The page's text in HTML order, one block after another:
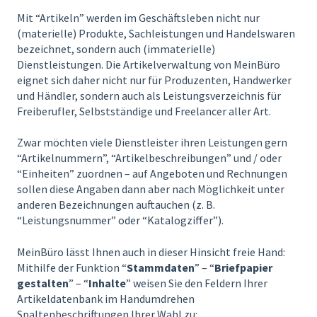
Mit “Artikeln” werden im Geschäftsleben nicht nur
(materielle) Produkte, Sachleistungen und Handelswaren
bezeichnet, sondern auch (immaterielle)
Dienstleistungen. Die Artikelverwaltung von MeinBüro
eignet sich daher nicht nur für Produzenten, Handwerker
und Händler, sondern auch als Leistungsverzeichnis für
Freiberufler, Selbstständige und Freelancer aller Art.
Zwar möchten viele Dienstleister ihren Leistungen gern
“Artikelnummern”, “Artikelbeschreibungen” und / oder
“Einheiten” zuordnen – auf Angeboten und Rechnungen
sollen diese Angaben dann aber nach Möglichkeit unter
anderen Bezeichnungen auftauchen (z. B.
“Leistungsnummer” oder “Katalogziffer”).
MeinBüro lässt Ihnen auch in dieser Hinsicht freie Hand:
Mithilfe der Funktion “Stammdaten” – “Briefpapier
gestalten” – “Inhalte” weisen Sie den Feldern Ihrer
Artikeldatenbank im Handumdrehen
Spaltenbeschriftungen Ihrer Wahl zu: